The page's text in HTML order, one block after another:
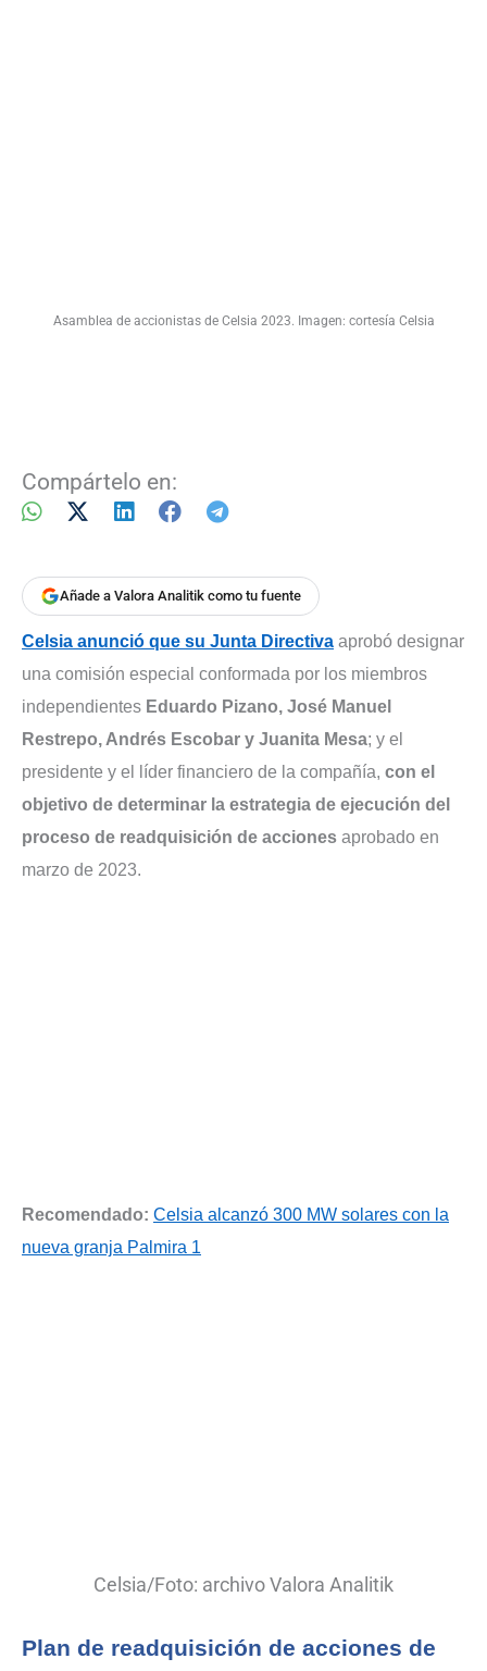
Asamblea de accionistas de Celsia 2023. Imagen: cortesía Celsia
Compártelo en:
Añade a Valora Analitik como tu fuente
Celsia anunció que su Junta Directiva aprobó designar
una comisión especial conformada por los miembros
independientes Eduardo Pizano, José Manuel
Restrepo, Andrés Escobar y Juanita Mesa; y el
presidente y el líder financiero de la compañía, con el
objetivo de determinar la estrategia de ejecución del
proceso de readquisición de acciones aprobado en
marzo de 2023.
Recomendado: Celsia alcanzó 300 MW solares con la
nueva granja Palmira 1
Celsia/Foto: archivo Valora Analitik
Plan de readquisición de acciones de